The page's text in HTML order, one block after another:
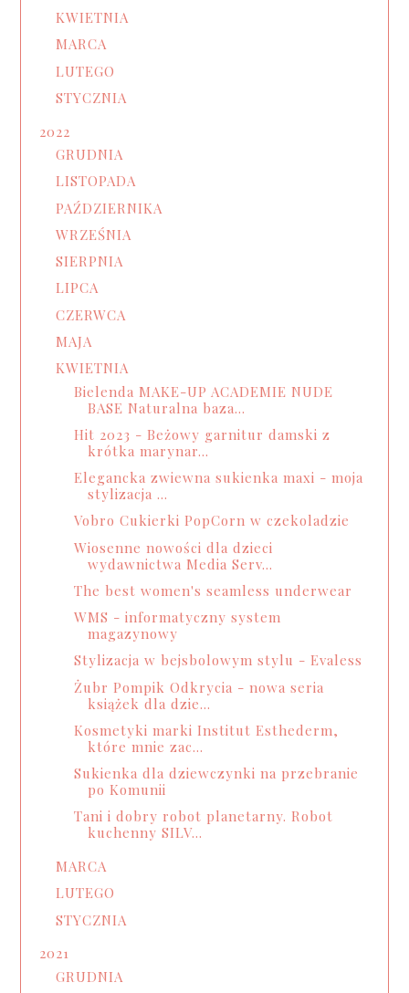
KWIETNIA
MARCA
LUTEGO
STYCZNIA
2022
GRUDNIA
LISTOPADA
PAŹDZIERNIKA
WRZEŚNIA
SIERPNIA
LIPCA
CZERWCA
MAJA
KWIETNIA
Bielenda MAKE-UP ACADEMIE NUDE
BASE Naturalna baza...
Hit 2023 - Beżowy garnitur damski z
krótka marynar...
Elegancka zwiewna sukienka maxi - moja
stylizacja ...
Vobro Cukierki PopCorn w czekoladzie
Wiosenne nowości dla dzieci
wydawnictwa Media Serv...
The best women's seamless underwear
WMS - informatyczny system
magazynowy
Stylizacja w bejsbolowym stylu - Evaless
Żubr Pompik Odkrycia - nowa seria
książek dla dzie...
Kosmetyki marki Institut Esthederm,
które mnie zac...
Sukienka dla dziewczynki na przebranie
po Komunii
Tani i dobry robot planetarny. Robot
kuchenny SILV...
MARCA
LUTEGO
STYCZNIA
2021
GRUDNIA